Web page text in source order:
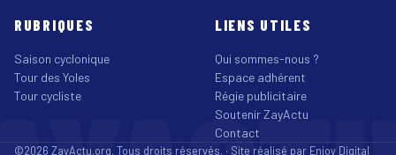
RUBRIQUES
Saison cyclonique
Tour des Yoles
Tour cycliste
LIENS UTILES
Qui sommes-nous ?
Espace adhérent
Régie publicitaire
Soutenir ZayActu
Contact
©2026 ZayActu.org. Tous droits réservés. · Site réalisé par Enjoy Digital